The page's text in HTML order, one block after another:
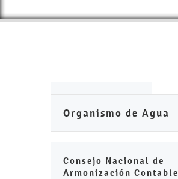
Organismo de Agua
Consejo Nacional de
Armonización Contable